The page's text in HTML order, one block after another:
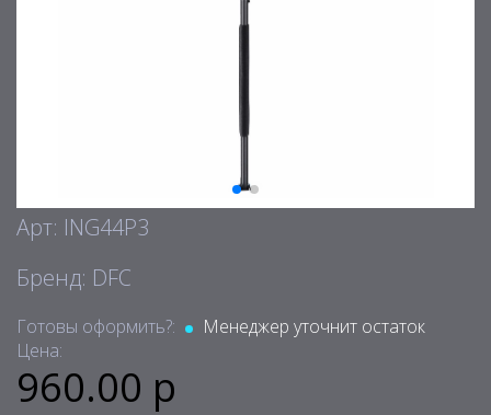
Арт: ING44P3
Бренд: DFC
Готовы оформить?:
Менеджер уточнит остаток
Цена:
960.00 р